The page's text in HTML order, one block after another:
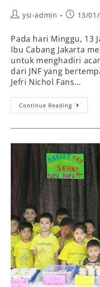
ysi-admin 13/
Pada hari Minggu, 13
Ibu Cabang Jakarta
untuk menghadiri
dari JNF yang
Jefri Nichol Fans…
Continue Reading